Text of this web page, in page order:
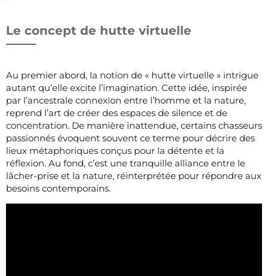
Le concept de hutte virtuelle
Au premier abord, la notion de « hutte virtuelle » intrigue
autant qu’elle excite l’imagination. Cette idée, inspirée
par l’ancestrale connexion entre l’homme et la nature,
reprend l’art de créer des espaces de silence et de
concentration. De manière inattendue, certains chasseurs
passionnés évoquent souvent ce terme pour décrire des
lieux métaphoriques conçus pour la détente et la
réflexion. Au fond, c’est une tranquille alliance entre le
lâcher-prise et la nature, réinterprétée pour répondre aux
besoins contemporains.